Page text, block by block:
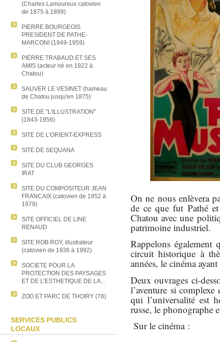
(Charles Lamoureux catovien
de 1875 à 1899)
PIERRE BOURGEOIS
PRESIDENT DE PATHE-
MARCONI (1949-1959)
PIERRE TRABAUD ET SES
AMIS (acteur né en 1922 à
Chatou)
SAUVER LE VESINET (hameau
de Chatou jusqu'en 1875)
SITE DE "L'ILLUSTRATION"
(1843-1956)
SITE DE L'ORIENT-EXPRESS
SITE DE SEQUANA
SITE DU CLUB GEORGES
IRAT
SITE DU COMPOSITEUR JEAN
FRANCAIX (catovien de 1952 à
1979)
SITE OFFICIEL DE LINE
RENAUD
SITE ROB ROY, illustrateur
(catovien de 1936 à 1992)
SOCIETE POUR LA
PROTECTION DES PAYSAGES
ET DE L'ESTHETIQUE DE LA...
ZOO ET PARC DE THOIRY (78)
SERVICES PUBLICS
LOCAUX
On ne nous enlèvera
de ce que fut Pathé
Chatou avec une
patrimoine industriel.
Rappelons également
circuit historique à
années, le cinéma
Deux ouvrages ci-
l’aventure si
qui l’universalité est
russe, le phonographe
Sur le cinéma :